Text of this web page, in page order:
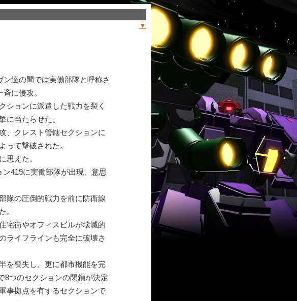
▼
達の間では実働部隊と呼称さ
に侵攻。
ションに派遣した戦力を裂く
に当たらせた。
、クレスト管轄セクションに
って撃破された。
思えた。
419に実働部隊が出現、意思
隊の圧倒的戦力を前に防衛線
。
宅街やオフィスビルが壊滅的
ライフラインも完全に破壊さ
を喪失し、更に都市機能を完
8つのセクションの閉鎖が決定
事拠点を有するセクションで